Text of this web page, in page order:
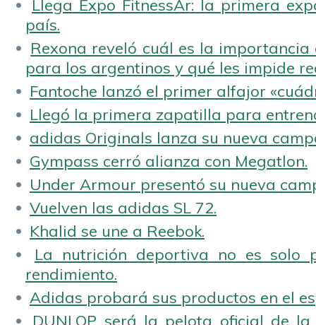
Llega Expo FitnessAr: la primera
país.
Rexona reveló cuál es la
para los argentinos y qué les impide
Fantoche lanzó el primer alfajor
Llegó la primera zapatilla para
adidas Originals lanza su nueva
Gympass cerró alianza con Megatlon.
Under Armour presentó su nueva
Vuelven las adidas SL 72.
Khalid se une a Reebok.
La nutrición deportiva no es solo
rendimiento.
Adidas probará sus productos en el
DUNLOP será la pelota oficial de